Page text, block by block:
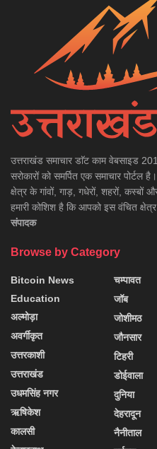
उत्तराखंड समाचार डाॅट काम वेबसाइड
सरोकारों को समर्पित एक समाचार पोर्टल
क्षेत्र के गांवों, गाड़, गधेरों, शहरों, कस्बों
हमारी कोशिश है कि आपको इस वंचित
संपादक
Browse by Category
Bitcoin News
Education
अल्मोड़ा
अवर्गीकृत
उत्तरकाशी
उत्तराखंड
उधमसिंह नगर
ऋषिकेश
कालसी
चम्पावत
जॉब
जोशीमठ
जौनसार
टिहरी
डोईवाला
दुनिया
देहरादून
नैनीताल